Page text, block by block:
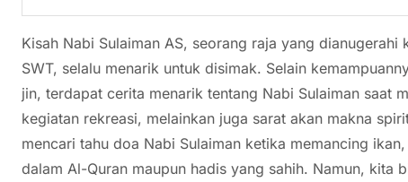
Kisah Nabi Sulaiman AS, seorang raja yang
SWT, selalu menarik untuk disimak. Selain
jin, terdapat cerita menarik tentang Nabi Sulaiman saat
kegiatan rekreasi, melainkan juga sarat akan makna
mencari tahu doa Nabi Sulaiman ketika memancing
dalam Al-Quran maupun hadis yang sahih. Namun, kita